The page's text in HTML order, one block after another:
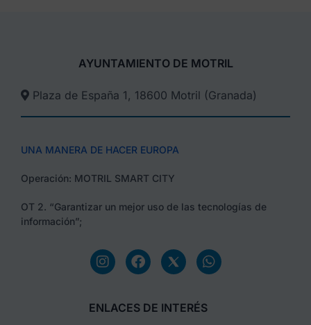
AYUNTAMIENTO DE MOTRIL
Plaza de España 1, 18600 Motril (Granada)​
UNA MANERA DE HACER EUROPA
Operación: MOTRIL SMART CITY
OT 2. “Garantizar un mejor uso de las tecnologías de
información”;
ENLACES DE INTERÉS